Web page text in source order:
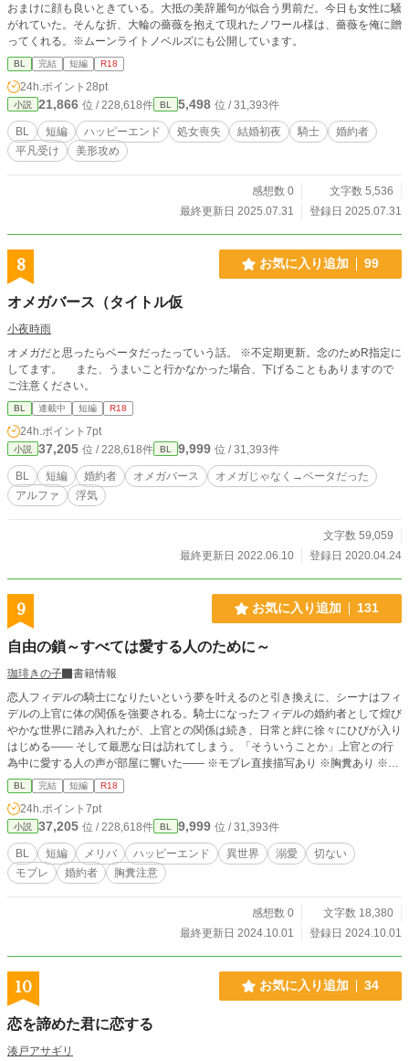
おまけに顔も良いときている。大抵の美辞麗句が似合う男前だ。今日も女性に騒
がれていた。そんな折、大輪の薔薇を抱えて現れたノワール様は、薔薇を俺に贈
ってくれる。※ムーンライトノベルズにも公開しています。
BL 完結 短編 R18
24h.ポイント 28pt
小説 21,866 位 / 228,618件 BL 5,498 位 / 31,393件
BL 短編 ハッピーエンド 処女喪失 結婚初夜 騎士
婚約者
平凡受け
美形攻め
感想数 0
文字数 5,536
最終更新日 2025.07.31
登録日 2025.07.31
8 お気に入り追加 99
オメガバース（タイトル仮
小夜時雨
オメガだと思ったらベータだったっていう話。 ※不定期更新。念のためR指定に
してます。 また、うまいこと行かなかった場合、下げることもありますので
ご注意ください。
BL 連載中 短編 R18
24h.ポイント 7pt
小説 37,205 位 / 228,618件 BL 9,999 位 / 31,393件
BL 短編 婚約者 オメガバース
オメガじゃなく→ベータだった
アルファ
浮気
文字数 59,059
最終更新日 2022.06.10
登録日 2020.04.24
9 お気に入り追加 131
自由の鎖～すべては愛する人のために～
珈琲きの子
書籍情報
恋人フィデルの騎士になりたいという夢を叶えるのと引き換えに、シーナはフィ
デルの上官に体の関係を強要される。騎士になったフィデルの婚約者として煌び
やかな世界に踏み入れたが、上官との関係は続き、日常と絆に徐々にひびが入り
はじめる―― そして最悪な日は訪れてしまう。「そういうことか」上官との行
為中に愛する人の声が部屋に響いた―― ※モブレ直接描写あり ※胸糞あり ※メ
リバ（作者的ハッピーエンド） ※モブレアンソロに載せていた作品です
BL 完結 短編 R18
24h.ポイント 7pt
小説 37,205 位 / 228,618件 BL 9,999 位 / 31,393件
BL 短編 メリバ ハッピーエンド 異世界 溺愛
切ない
モブレ
婚約者 胸糞注意
感想数 0
文字数 18,380
最終更新日 2024.10.01
登録日 2024.10.01
10 お気に入り追加 34
恋を諦めた君に恋する
湊戸アサギリ